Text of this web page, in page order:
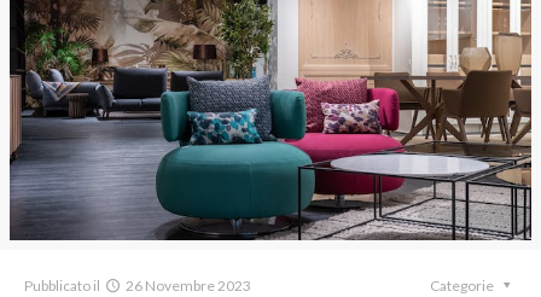
Pubblicato il 26 Novembre 2023 Categorie